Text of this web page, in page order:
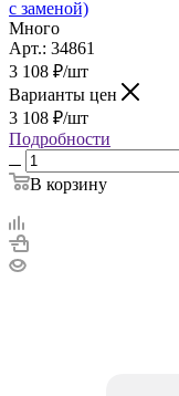
с заменой)
Много
Арт.: 34861
3 108 ₽/шт
Варианты цен
3 108 ₽/шт
Подробности
В корзину